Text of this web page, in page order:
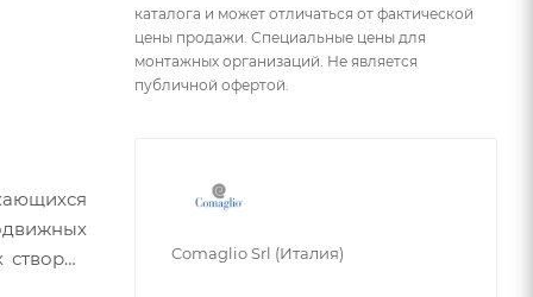
каталога и может отличаться от фактической
цены продажи. Специальные цены для
монтажных организаций. Не является
публичной офертой.
Comaglio Srl (Италия)